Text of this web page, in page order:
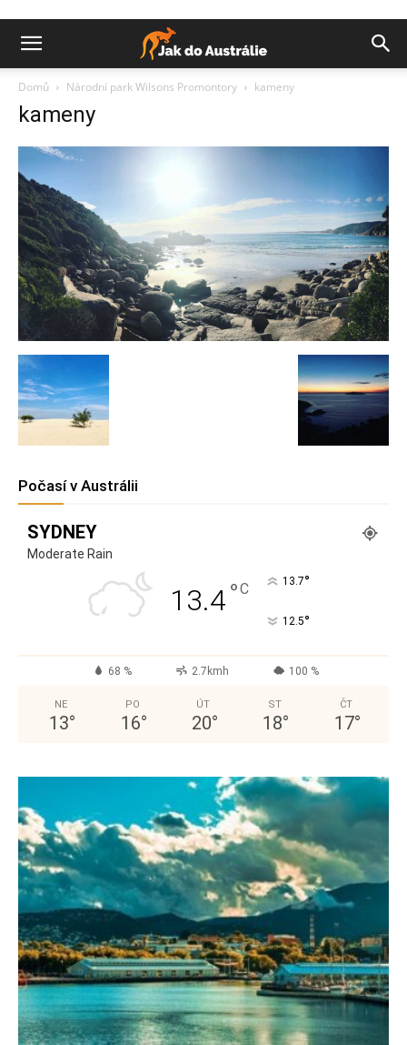
Domů Národní park Wilsons Promontory kameny
kameny
Počasí v Austrálii
SYDNEY
Moderate Rain
13.4°C 13.7°
12.5°
68 % 2.7kmh 100 %
NE
13°
PO
16°
ÚT
20°
ST
18°
ČT
17°